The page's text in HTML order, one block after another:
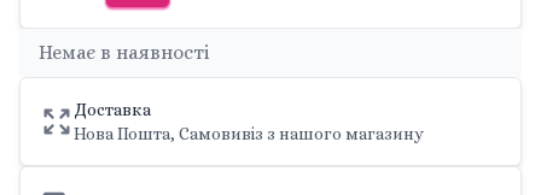
Немає в наявності
Доставка
Нова Пошта, Самовивіз з нашого магазину